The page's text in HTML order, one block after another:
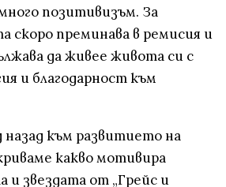
позитивизъм. За
скоро преминава в ремисия и
да живее живота си с
и благодарност към
към развитието на
какво мотивира
и звездата от „Грейс и